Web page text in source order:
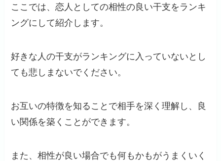
ここでは、恋人としての相性の良い干支をランキ
ングにして紹介します。
好きな人の干支がランキングに入っていないとし
ても悲しまないでください。
お互いの特徴を知ることで相手を深く理解し、良
い関係を築くことができます。
また、相性が良い場合でも何もかもがうまくいく